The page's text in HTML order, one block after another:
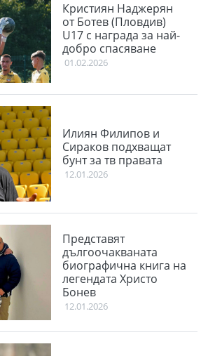
Кристиян Наджерян
от Ботев (Пловдив)
U17 с награда за най-
добро спасяване
01.02.2026
Илиян Филипов и
Сираков подхващат
бунт за тв правата
12.01.2026
Представят
дългоочакваната
биографична книга на
легендата Христо
Бонев
12.01.2026